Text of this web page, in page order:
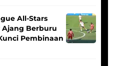
All-Stars
Ajang Berburu
Pembinaan